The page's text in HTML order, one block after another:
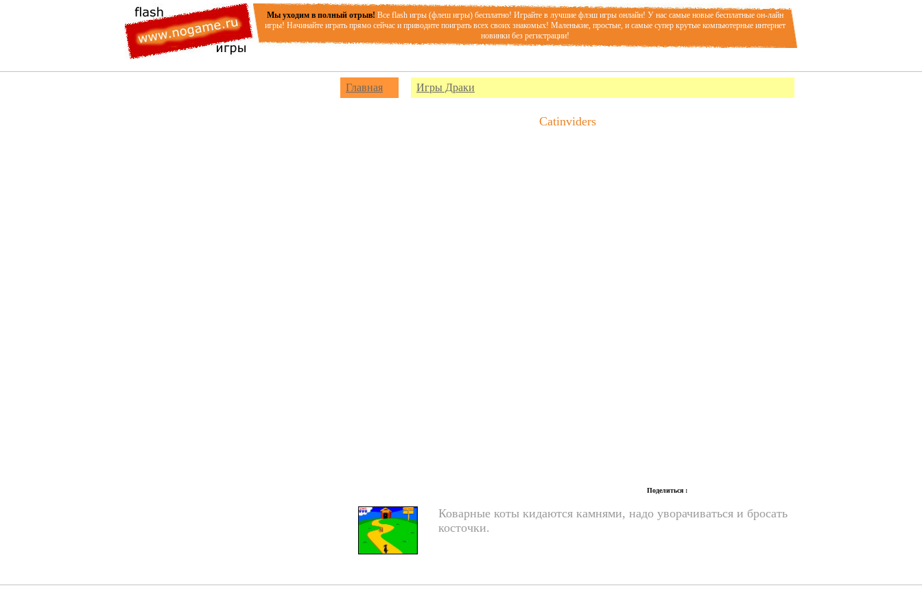
Мы уходим в полный отрыв! Все flash игры (флеш игры) бесплатно! Играйте в лучшие флэш игры онлайн! У нас самые новые бесплатные он-лайн
игры! Начинайте играть прямо сейчас и приводите поиграть всех своих знакомых! Маленькие, простые, и самые супер крутые компьютерные интернет
новинки без регистрации!
Главная Игры Драки
Catinviders
Поделиться :
Коварные коты кидаются камнями, надо уворачиваться и бросать
косточки.